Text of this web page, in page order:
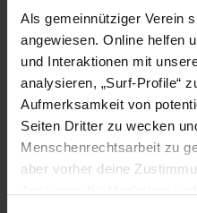
Als gemeinnütziger Verein
angewiesen. Online helfen
und Interaktionen mit
analysieren, „Surf-Profile“
Aufmerksamkeit von
Seiten Dritter zu wecken
Menschenrechtsarbeit zu
aber vorher deine
Republik Südafrika S. E. Herr
Tiergartenstraße 18, 10785
Mail:
LÄNDER
Südafrika
AI INDEX